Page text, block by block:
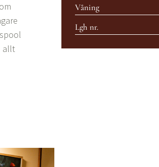
allt
Våning
Lgh nr.